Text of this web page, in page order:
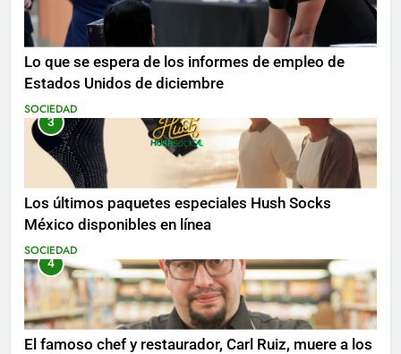
Lo que se espera de los informes de empleo de
Estados Unidos de diciembre
SOCIEDAD
3
Los últimos paquetes especiales Hush Socks
México disponibles en línea
SOCIEDAD
4
El famoso chef y restaurador, Carl Ruiz, muere a los